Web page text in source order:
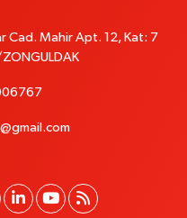
Cad. Mahir Apt. 12, Kat: 7